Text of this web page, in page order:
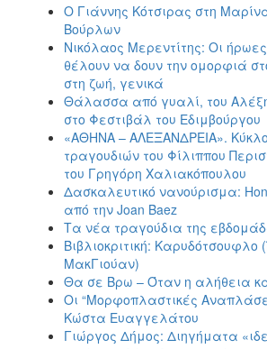
Ο Γιάννης Κότσιρας στη
Βούρλων
Νικόλαος Μερεντίτης: Οι
θέλουν να δουν την ομορφιά
στη ζωή, γενικά
Θάλασσα από γυαλί, του
στο Φεστιβάλ του Εδιμβούργου
«ΑΘΗΝΑ – ΑΛΕΞΑΝΔΡΕΙΑ».
τραγουδιών του Φίλιππου
του Γρηγόρη Χαλιακόπουλου
Δασκαλευτικό νανούρισμα:
από την Joan Baez
Τα νέα τραγούδια της
Βιβλιοκριτική: Καρυδότσουφλο
ΜακΓιούαν)
Θα σε Βρω – Όταν η αλήθεια
Οι “Μορφοπλαστικές
Κώστα Ευαγγελάτου
Γιώργος Δήμος: Διηγήματα